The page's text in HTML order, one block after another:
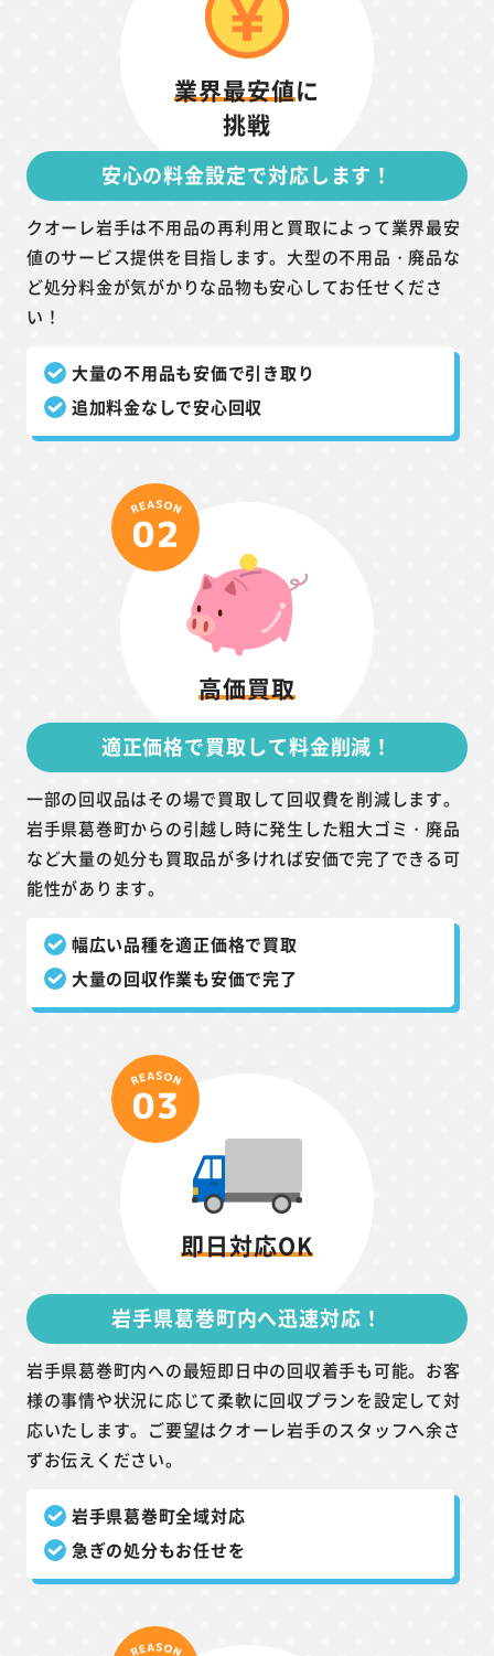
業界最安値に
挑戦
安心の料金設定で対応します！
クオーレ岩手は不用品の再利用と買取によって業界最安
値のサービス提供を目指します。大型の不用品・廃品な
ど処分料金が気がかりな品物も安心してお任せくださ
い！
大量の不用品も安価で引き取り
追加料金なしで安心回収
高価買取
適正価格で買取して料金削減！
一部の回収品はその場で買取して回収費を削減します。
岩手県葛巻町からの引越し時に発生した粗大ゴミ・廃品
など大量の処分も買取品が多ければ安価で完了できる可
能性があります。
幅広い品種を適正価格で買取
大量の回収作業も安価で完了
即日対応OK
岩手県葛巻町内へ迅速対応！
岩手県葛巻町内への最短即日中の回収着手も可能。お客
様の事情や状況に応じて柔軟に回収プランを設定して対
応いたします。ご要望はクオーレ岩手のスタッフへ余さ
ずお伝えください。
岩手県葛巻町全域対応
急ぎの処分もお任せを